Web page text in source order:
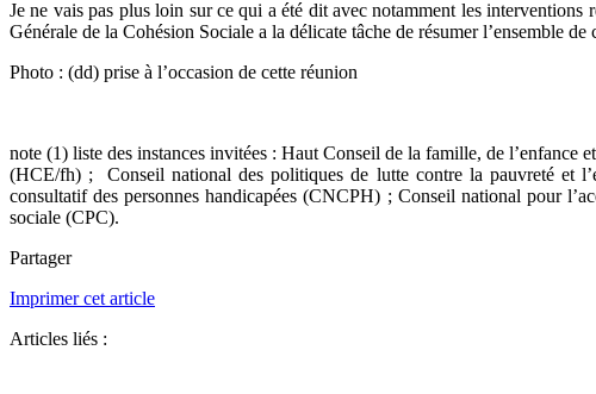
Je ne vais pas plus loin sur ce qui a été dit avec notamment les
Générale de la Cohésion Sociale a la délicate tâche de résumer l’ensemble
Photo : (dd) prise à l’occasion de cette réunion
note (1) liste des instances invitées : Haut Conseil de la famille, de
(HCE/fh) ; Conseil national des politiques de lutte contre la pauvreté et
consultatif des personnes handicapées (CNCPH) ; Conseil national pour
sociale (CPC).
Partager
Imprimer cet article
Articles liés :